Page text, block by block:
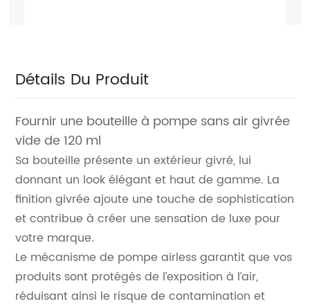
Détails Du Produit
Fournir une bouteille à pompe sans air givrée
vide de 120 ml
Sa bouteille présente un extérieur givré, lui
donnant un look élégant et haut de gamme. La
finition givrée ajoute une touche de sophistication
et contribue à créer une sensation de luxe pour
votre marque.
Le mécanisme de pompe airless garantit que vos
produits sont protégés de l’exposition à l’air,
réduisant ainsi le risque de contamination et